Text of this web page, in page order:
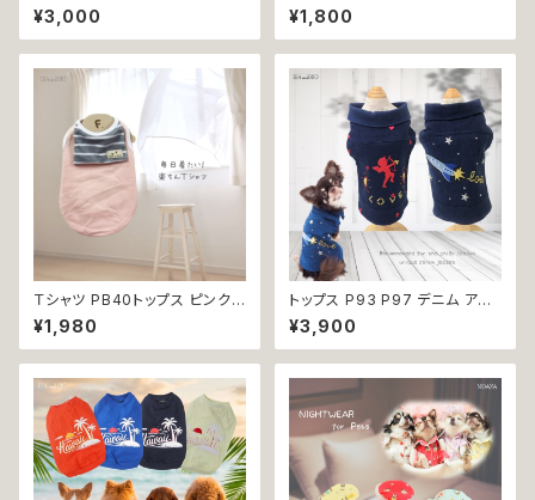
ワイト ハンドメイド シースルー
トップス 上品 フリル ドッグウェ
ア 春夏 ドッグウエア ドッグ ウェ
ンプル 犬洋服 猫洋服 春 夏 洋
服 女の子 小型 おしゃれ かわい
い 返品交換不可
¥3,000
ツ シャツ レッド ブラック バイカ
ラー 襟付き 鳥 花 バード フラワ
ー ハンドメイド おしゃれ シンプ
ェア dog 犬 猫 ペット 服 犬服
猫服 犬の服 猫の服 小型犬 返
品交換不可
¥1,800
Ｔシャツ PB40トップス ピンク
ボーダー グレー セーラー ノー
スリーブ ドックウェア 小型犬 犬
猫 dog cat ペット 服 犬服 返
¥1,980
トップス P93 P97 デニム アウ
ター ジャケット ダーク スター
エンジェル ハート キラキラ ビジ
ュー ストーン ドッグウェア ドッ
犬服 猫服 犬の服 猫の服 オシャ
レ クール 小型犬 リンク コーデ
返品交換不可
¥3,900